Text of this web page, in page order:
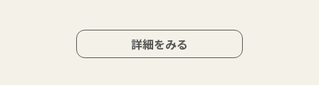
詳細をみる